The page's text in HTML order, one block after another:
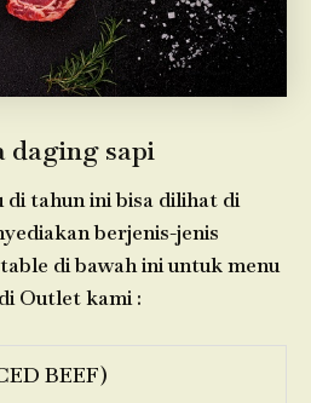
daging sapi
tahun ini bisa dilihat di
berjenis-jenis
di bawah ini untuk menu
Outlet kami :
BEEF)